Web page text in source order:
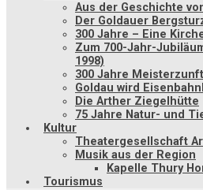
Aus der Geschichte
Der Goldauer
300 Jahre – Eine
Zum 700-Jahr-
1998)
300 Jahre
Goldau wird
Die Arther Ziegelhütte
75 Jahre Natur- und
Kultur
Theatergesellschaft
Musik aus der Region
Kapelle Thury
Tourismus